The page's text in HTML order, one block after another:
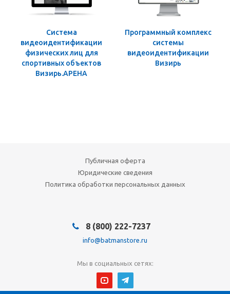
Система
видеоидентификации
физических лиц для
спортивных объектов
Визирь.АРЕНА
Программный комплекс
системы
видеоидентификации
Визирь
Публичная оферта
Юридические сведения
Политика обработки персональных данных
8 (800) 222-7237
info@batmanstore.ru
Мы в социальных сетях: